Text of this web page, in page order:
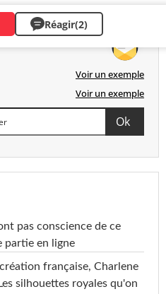
Réagir(2)
Voir un exemple
Voir un exemple
pas conscience de ce
partie en ligne
française, Charlene
silhouettes royales qu'on